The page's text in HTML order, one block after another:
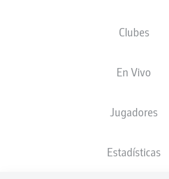
Clubes
En Vivo
Jugadores
Estadísticas
08.02.1988